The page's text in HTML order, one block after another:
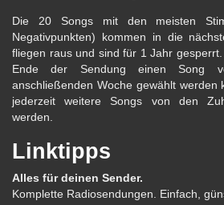
Die 20 Songs mit den meisten
Negativpunkten) kommen in die
fliegen raus und sind für 1 Jahr
Ende der Sendung einen Song
anschließenden Woche gewählt werden
jederzeit weitere Songs von den
werden.
Linktipps
Alles für deinen Sender.
Komplette Radiosendungen. Einfach,